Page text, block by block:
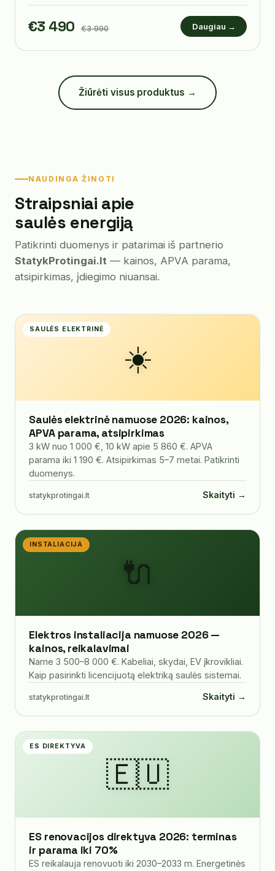
€3 490 €3 990 Daugiau →
Žiūrėti visus produktus →
NAUDINGA ŽINOTI
Straipsniai apie
saulės energiją
Patikrinti duomenys ir patarimai iš partnerio
StatykProtingai.lt — kainos, APVA parama,
atsipirkimas, įdiegimo niuansai.
☀️
SAULĖS ELEKTRINĖ
Saulės elektrinė namuose 2026: kainos,
APVA parama, atsipirkimas
3 kW nuo 1 000 €, 10 kW apie 5 860 €. APVA
parama iki 1 190 €. Atsipirkimas 5–7 metai. Patikrinti
duomenys.
statykprotingai.lt Skaityti →
🔌
INSTALIACIJA
Elektros instaliacija namuose 2026 —
kainos, reikalavimai
Name 3 500–8 000 €. Kabeliai, skydai, EV įkrovikliai.
Kaip pasirinkti licencijuotą elektriką saulės sistemai.
statykprotingai.lt Skaityti →
🇪🇺
ES DIREKTYVA
ES renovacijos direktyva 2026: terminas
ir parama iki 70%
ES reikalauja renovuoti iki 2030–2033 m. Energetinės